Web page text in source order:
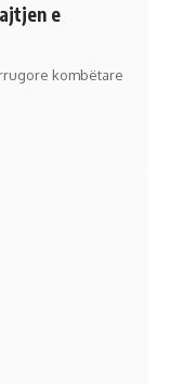
e
kombëtare